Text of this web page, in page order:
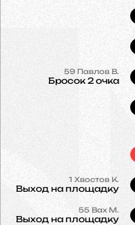
59 Павлов В.
Бросок 2 очка
1 Хвостов К.
Выход на площадку
55Вах М.
Выход на площадку